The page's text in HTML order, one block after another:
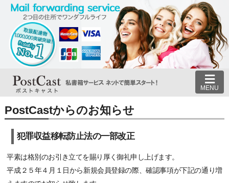
MENU
PostCastからのお知らせ
犯罪収益移転防止法の一部改正
平素は格別のお引き立てを賜り厚く御礼申し上げます。
平成２５年４月１日から新規会員登録の際、確認事項が下記の通り増